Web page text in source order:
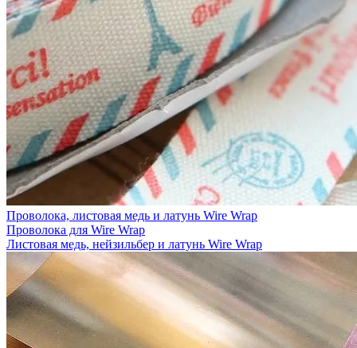
Проволока, листовая медь и латунь Wire Wrap
Проволока для Wire Wrap
Листовая медь, нейзильбер и латунь Wire Wrap